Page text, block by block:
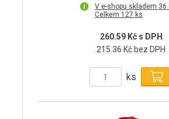
V e-shopu skladem 36
Celkem 127 ks
260.59 Kč s DPH
215.36 Kč bez DPH
ks